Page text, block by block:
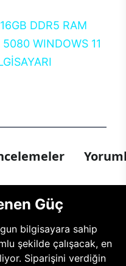
16GB DDR5 RAM
WINDOWS 11
Güç
bilgisayara sahip
şekilde çalışacak, en
Siparişini verdiğin